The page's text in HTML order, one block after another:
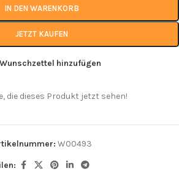
IN DEN WARENKORB
JETZT KAUFEN
hinzufügen
die dieses Produkt jetzt sehen!
W00493